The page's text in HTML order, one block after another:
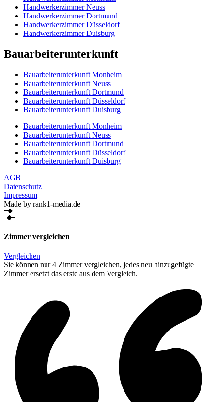
Handwerkerzimmer Neuss
Handwerkerzimmer Dortmund
Handwerkerzimmer Düsseldorf
Handwerkerzimmer Duisburg
Bauarbeiterunterkunft
Bauarbeiterunterkunft Monheim
Bauarbeiterunterkunft Neuss
Bauarbeiterunterkunft Dortmund
Bauarbeiterunterkunft Düsseldorf
Bauarbeiterunterkunft Duisburg
Bauarbeiterunterkunft Monheim
Bauarbeiterunterkunft Neuss
Bauarbeiterunterkunft Dortmund
Bauarbeiterunterkunft Düsseldorf
Bauarbeiterunterkunft Duisburg
AGB
Datenschutz
Impressum
Made by rank1-media.de
Zimmer vergleichen
Vergleichen
Sie können nur 4 Zimmer vergleichen, jedes neu hinzugefügte
Zimmer ersetzt das erste aus dem Vergleich.